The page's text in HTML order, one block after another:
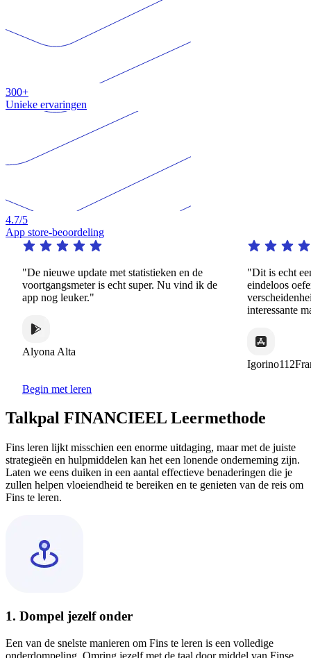
300+
Unieke ervaringen
4.7/5
App store-beoordeling
"De nieuwe update met statistieken en de
voortgangsmeter is echt super. Nu vind ik de
app nog leuker."
Alyona Alta
"Dit is echt een
eindeloos
verscheidenheid
interessante
Igorino112France
Begin met leren
Talkpal FINANCIEEL Leermethode
Fins leren lijkt misschien een enorme uitdaging, maar met de juiste
strategieën en hulpmiddelen kan het een lonende onderneming zijn.
Laten we eens duiken in een aantal effectieve benaderingen die je
zullen helpen vloeiendheid te bereiken en te genieten van de reis om
Fins te leren.
1. Dompel jezelf onder
Een van de snelste manieren om Fins te leren is een volledige
onderdompeling. Omring jezelf met de taal door middel van Finse